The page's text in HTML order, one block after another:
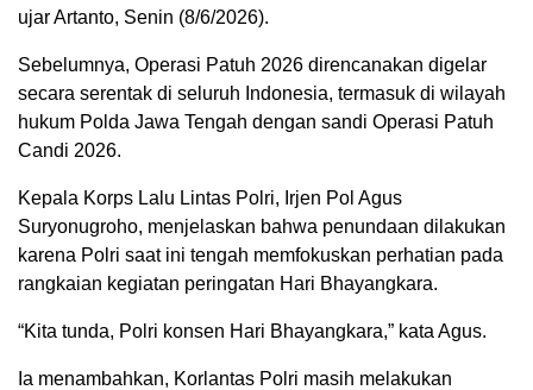
ujar Artanto, Senin (8/6/2026).
Sebelumnya, Operasi Patuh 2026 direncanakan digelar
secara serentak di seluruh Indonesia, termasuk di wilayah
hukum Polda Jawa Tengah dengan sandi Operasi Patuh
Candi 2026.
Kepala Korps Lalu Lintas Polri, Irjen Pol Agus
Suryonugroho, menjelaskan bahwa penundaan dilakukan
karena Polri saat ini tengah memfokuskan perhatian pada
rangkaian kegiatan peringatan Hari Bhayangkara.
“Kita tunda, Polri konsen Hari Bhayangkara,” kata Agus.
Ia menambahkan, Korlantas Polri masih melakukan